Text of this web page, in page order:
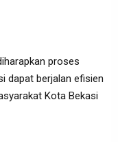
proses
dapat berjalan efisien
Kota Bekasi